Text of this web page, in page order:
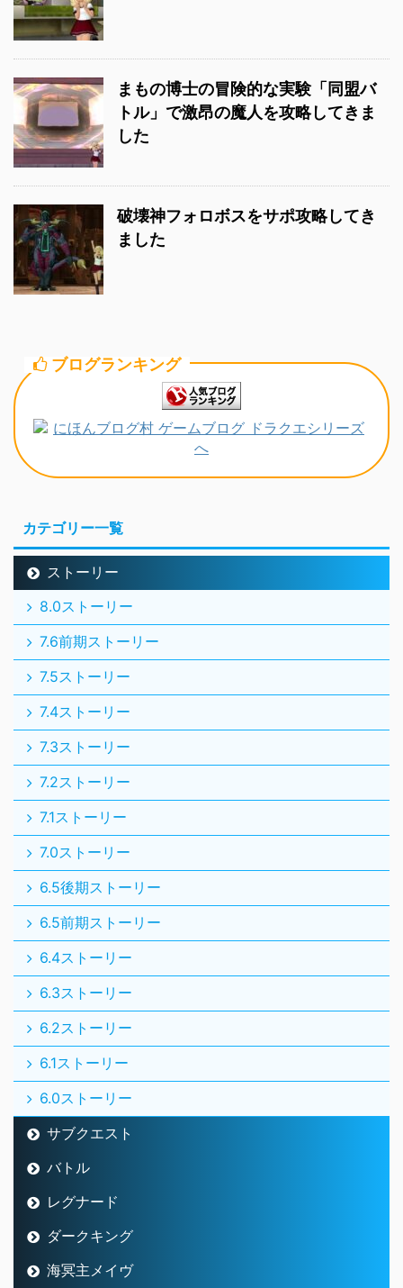
まもの博士の冒険的な実験「同盟バ
トル」で激昂の魔人を攻略してきま
した
破壊神フォロボスをサポ攻略してき
ました
ブログランキング
カテゴリー一覧
ストーリー
8.0ストーリー
7.6前期ストーリー
7.5ストーリー
7.4ストーリー
7.3ストーリー
7.2ストーリー
7.1ストーリー
7.0ストーリー
6.5後期ストーリー
6.5前期ストーリー
6.4ストーリー
6.3ストーリー
6.2ストーリー
6.1ストーリー
6.0ストーリー
サブクエスト
バトル
レグナード
ダークキング
海冥主メイヴ